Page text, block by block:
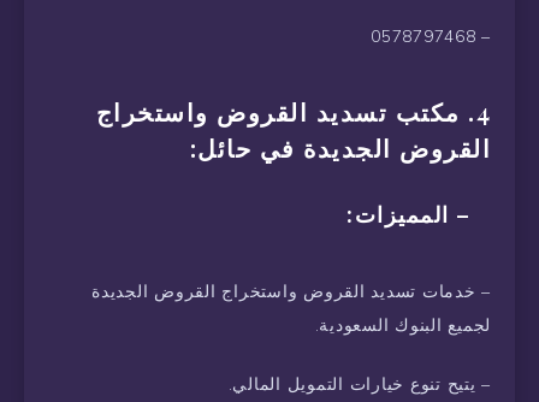
– 0578797468
4. مكتب تسديد القروض واستخراج
القروض الجديدة في حائل:
– المميزات:
– خدمات تسديد القروض واستخراج القروض الجديدة
لجميع البنوك السعودية.
– يتيح تنوع خيارات التمويل المالي.